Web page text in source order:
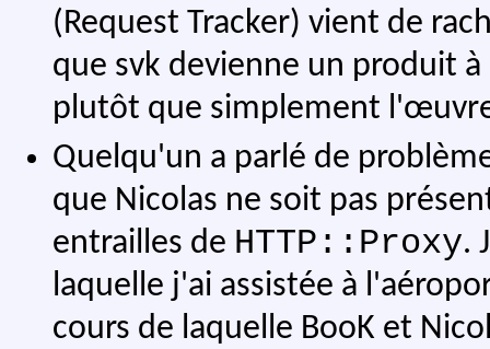
(Request Tracker) vient de
que svk devienne un produit
plutôt que simplement
Quelqu'un a parlé de
que Nicolas ne soit pas
entrailles de HTTP::Proxy.
laquelle j'ai assistée à
cours de laquelle BooK et